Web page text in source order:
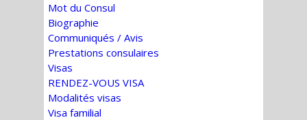
Mot du Consul
Biographie
Communiqués / Avis
Prestations consulaires
Visas
RENDEZ-VOUS VISA
Modalités visas
Visa familial